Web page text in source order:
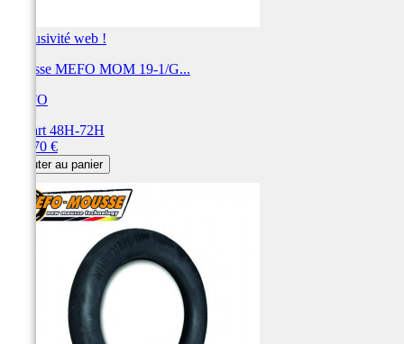
Exclusivité web !
Mousse MEFO MOM 19-1/G...
MEFO
Départ 48H-72H
131,70 €
Ajouter au panier